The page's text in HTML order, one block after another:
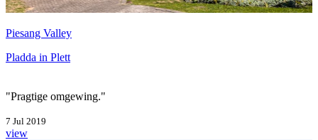
Piesang Valley
Pladda in Plett
"Pragtige omgewing."
7 Jul 2019
view